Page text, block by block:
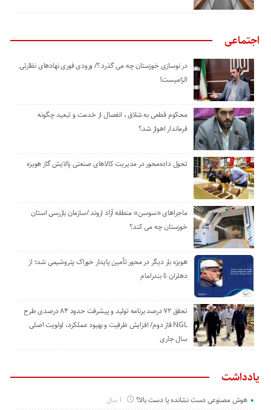
اجتماعی
در نوسازی خوزستان چه می گذرد ؟/ ورودی فوری نهادهای نظارتی
الزامیست!
محکوم قطعی به شلاق ، انفصال از خدمت و تبعید چگونه
فرماندار اهواز شد؟
تحول داده‌محور در مدیریت کالاهای صنعتی پالایش گاز هویزه
ماجراهای «سوسن» منطقه آزاد اروند /سازمان بازرسی استان
خوزستان چه می کند؟
هویزه بار دیگر در محور تأمین پایدار خوراک پتروشیمی شد؛ از
دهلران تا بندرامام
تحقق ۷۲ درصد برنامه تولید و پیشرفت حدود ۸۴ درصدی طرح
NGL فاز دوم/ افزایش ظرفیت و بهبود عملکرد، اولویت اصلی
سال جاری
یادداشت
هوش مصنوعی دست نشانده یا دست بالا؟